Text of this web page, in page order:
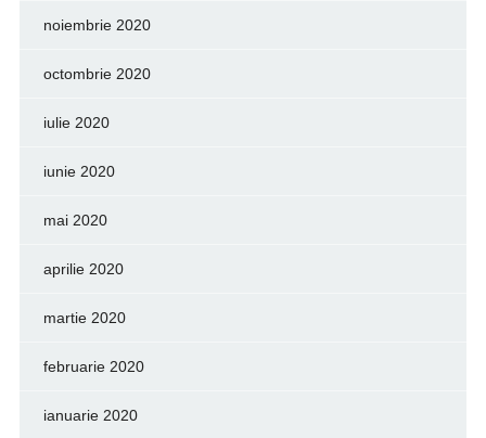
noiembrie 2020
octombrie 2020
iulie 2020
iunie 2020
mai 2020
aprilie 2020
martie 2020
februarie 2020
ianuarie 2020